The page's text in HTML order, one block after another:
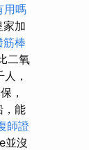
用嗎
家加
筋棒
二氧
，
，
，能
師證
並沒